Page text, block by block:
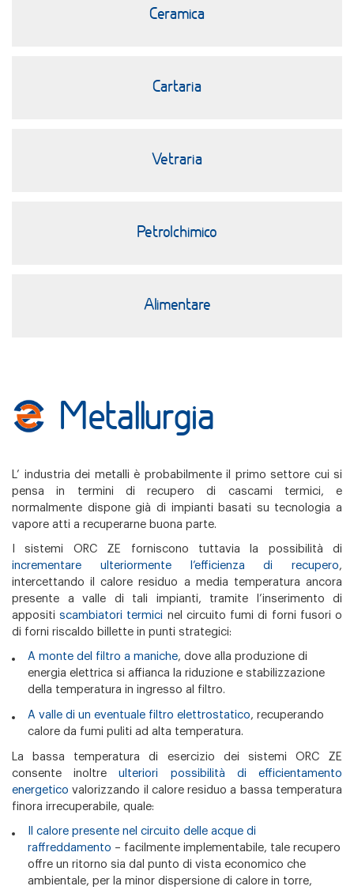
Ceramica
Cartaria
Vetraria
Petrolchimico
Alimentare
Metallurgia
L’ industria dei metalli è probabilmente il primo settore cui si
pensa in termini di recupero di cascami termici, e
normalmente dispone già di impianti basati su tecnologia a
vapore atti a recuperarne buona parte.
I sistemi ORC ZE forniscono tuttavia la possibilità di
incrementare ulteriormente l’efficienza di recupero,
intercettando il calore residuo a media temperatura ancora
presente a valle di tali impianti, tramite l’inserimento di
appositiscambiatori termici nel circuito fumi di forni fusori o
di forni riscaldo billette in punti strategici:
A monte del filtro a maniche, dove alla produzione di
energia elettrica si affianca la riduzione e stabilizzazione
della temperatura in ingresso al filtro.
A valle di un eventuale filtro elettrostatico, recuperando
calore da fumi puliti ad alta temperatura.
La bassa temperatura di esercizio dei sistemi ORC ZE
consente inoltreulteriori possibilità di efficientamento
energetico valorizzando il calore residuo a bassa temperatura
finora irrecuperabile, quale:
Il calore presente nel circuito delle acque di
raffreddamento – facilmente implementabile, tale recupero
offre un ritorno sia dal punto di vista economico che
ambientale, per la minor dispersione di calore in torre,